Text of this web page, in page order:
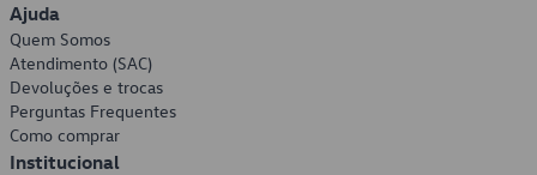
Ajuda
Quem Somos
Atendimento (SAC)
Devoluções e trocas
Perguntas Frequentes
Como comprar
Institucional